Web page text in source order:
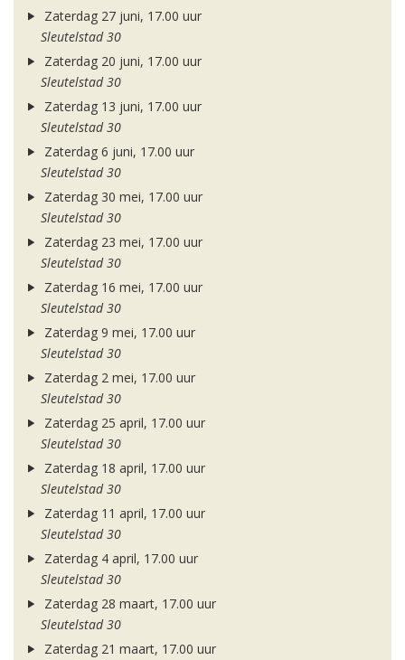
Zaterdag 27 juni, 17.00 uur
Sleutelstad 30
Zaterdag 20 juni, 17.00 uur
Sleutelstad 30
Zaterdag 13 juni, 17.00 uur
Sleutelstad 30
Zaterdag 6 juni, 17.00 uur
Sleutelstad 30
Zaterdag 30 mei, 17.00 uur
Sleutelstad 30
Zaterdag 23 mei, 17.00 uur
Sleutelstad 30
Zaterdag 16 mei, 17.00 uur
Sleutelstad 30
Zaterdag 9 mei, 17.00 uur
Sleutelstad 30
Zaterdag 2 mei, 17.00 uur
Sleutelstad 30
Zaterdag 25 april, 17.00 uur
Sleutelstad 30
Zaterdag 18 april, 17.00 uur
Sleutelstad 30
Zaterdag 11 april, 17.00 uur
Sleutelstad 30
Zaterdag 4 april, 17.00 uur
Sleutelstad 30
Zaterdag 28 maart, 17.00 uur
Sleutelstad 30
Zaterdag 21 maart, 17.00 uur